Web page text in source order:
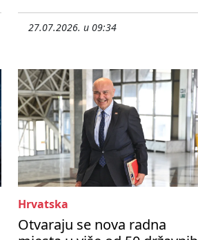
27.07.2026. u 09:34
Hrvatska
Otvaraju se nova radna